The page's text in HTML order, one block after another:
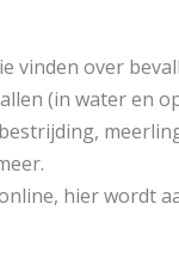
vinden over
(in water en
hier wordt